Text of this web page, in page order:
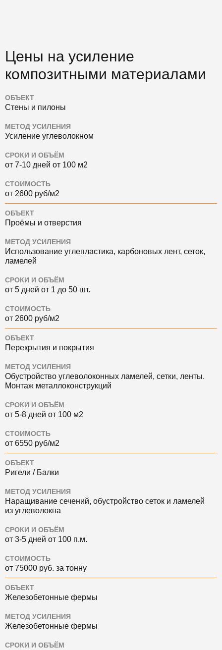
Цены на усиление
композитными материалами
ОБЪЕКТ
Стены и пилоны
МЕТОД УСИЛЕНИЯ
Усиление углеволокном
СРОКИ И ОБЪЁМ
от 7-10 дней от 100 м2
СТОИМОСТЬ
от 2600 руб/м2
ОБЪЕКТ
Проёмы и отверстия
МЕТОД УСИЛЕНИЯ
Использование углепластика, карбоновых лент, сеток,
ламелей
СРОКИ И ОБЪЁМ
от 5 дней от 1 до 50 шт.
СТОИМОСТЬ
от 2600 руб/м2
ОБЪЕКТ
Перекрытия и покрытия
МЕТОД УСИЛЕНИЯ
Обустройство углеволоконных ламелей, сетки, ленты.
Монтаж металлоконструкций
СРОКИ И ОБЪЁМ
от 5-8 дней от 100 м2
СТОИМОСТЬ
от 6550 руб/м2
ОБЪЕКТ
Ригели / Балки
МЕТОД УСИЛЕНИЯ
Наращивание сечений, обустройство сеток и ламелей
из углеволокна
СРОКИ И ОБЪЁМ
от 3-5 дней от 100 п.м.
СТОИМОСТЬ
от 75000 руб. за тонну
ОБЪЕКТ
Железобетонные фермы
МЕТОД УСИЛЕНИЯ
Железобетонные фермы
СРОКИ И ОБЪЁМ